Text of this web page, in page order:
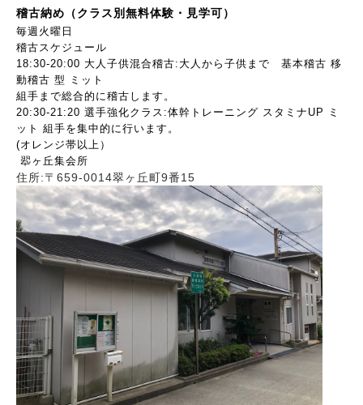
稽古納め（クラス別無料体験・見学可）
毎週火曜日
稽古スケジュール
18:30-20:00 大人子供混合稽古:大人から子供まで 基本稽古 移
動稽古 型 ミット
組手まで総合的に稽古します。
20:30-21:20 選手強化クラス:体幹トレーニング スタミナUP ミ
ット 組手を集中的に行います。
(オレンジ帯以上）
翆ヶ丘集会所
住所:〒659-0014翠ヶ丘町9番15